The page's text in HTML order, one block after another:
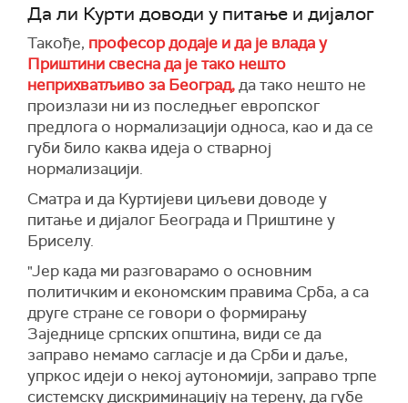
Да ли Курти доводи у питање и дијалог
Такође, професор додаје и да је влада у
Приштини свесна да је тако нешто
неприхватљиво за Београд,да тако нешто не
произлази ни из последњег европског
предлога о нормализацији односа, као и да се
губи било каква идеја о стварној
нормализацији.
Сматра и да Куртијеви циљеви доводе у
питање и дијалог Београда и Приштине у
Бриселу.
"Јер када ми разговарамо о основним
политичким и економским правима Срба, а са
друге стране се говори о формирању
Заједнице српских општина, види се да
заправо немамо сагласје и да Срби и даље,
упркос идеји о некој аутономији, заправо трпе
системску дискриминацију на терену, да губе